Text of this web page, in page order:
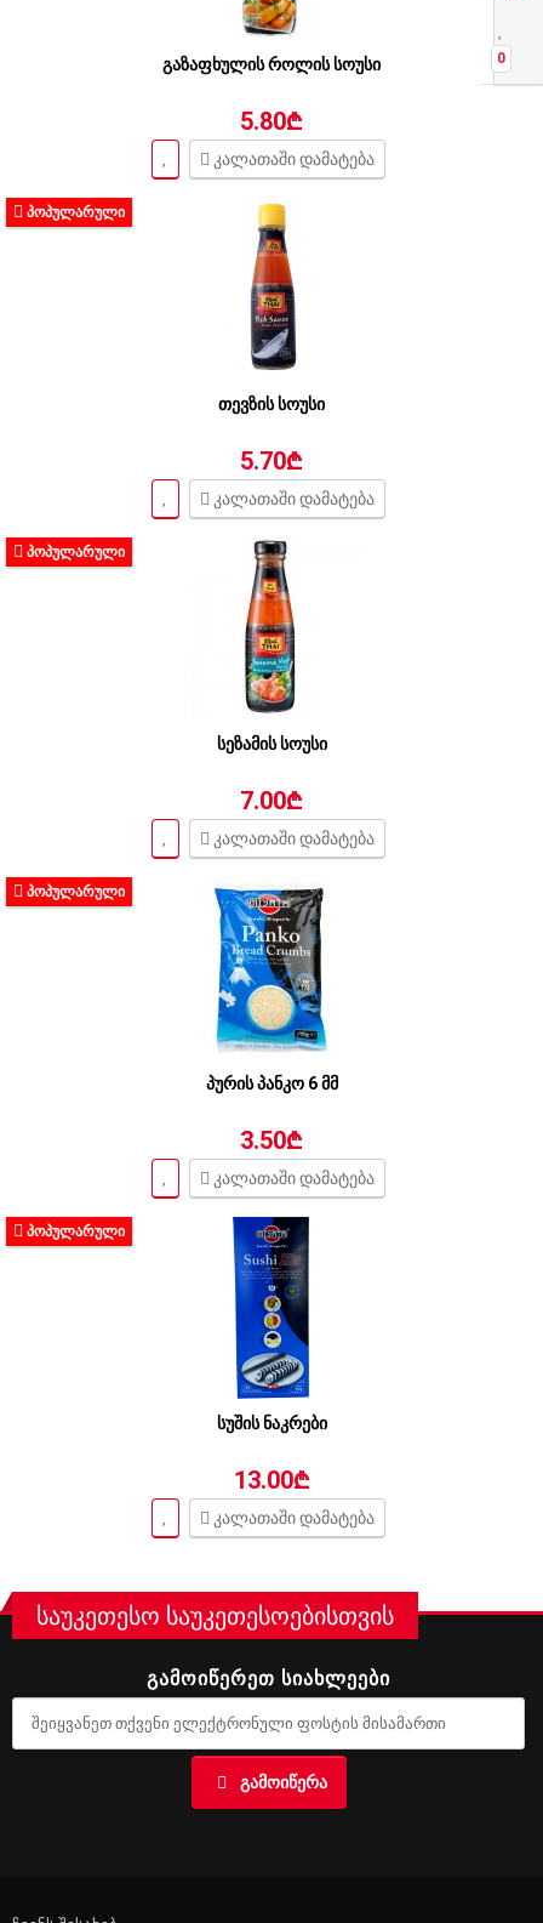
0
გაზაფხულის როლის სოუსი
5.80₾
კალათაში დამატება
ᲞᲝᲞᲣᲚᲐᲠᲣᲚᲘ
თევზის სოუსი
5.70₾
კალათაში დამატება
ᲞᲝᲞᲣᲚᲐᲠᲣᲚᲘ
სეზამის სოუსი
7.00₾
კალათაში დამატება
ᲞᲝᲞᲣᲚᲐᲠᲣᲚᲘ
პურის პანკო 6 მმ
3.50₾
კალათაში დამატება
ᲞᲝᲞᲣᲚᲐᲠᲣᲚᲘ
სუშის ნაკრები
13.00₾
კალათაში დამატება
საუკეთესო საუკეთესოებისთვის
ᲒᲐᲛᲝᲘᲬᲔᲠᲔᲗ ᲡᲘᲐᲮᲚᲔᲔᲑᲘ
ᲒᲐᲛᲝᲘᲬᲔᲠᲐ